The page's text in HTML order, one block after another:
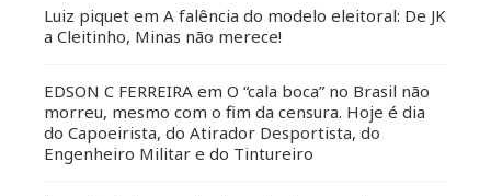
Luiz piquet em A falência do modelo eleitoral: De JK
a Cleitinho, Minas não merece!
EDSON C FERREIRA em O “cala boca” no Brasil não
morreu, mesmo com o fim da censura. Hoje é dia
do Capoeirista, do Atirador Desportista, do
Engenheiro Militar e do Tintureiro